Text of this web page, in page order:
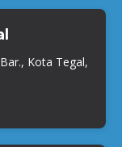
Kota Tegal,